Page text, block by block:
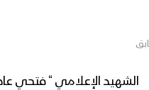
الشهيد الإعلامي “ فتحي